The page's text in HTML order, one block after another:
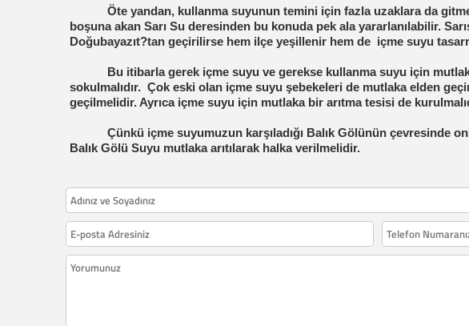
Öte yandan, kullanma suyunun temini için fazla uzaklara da
boşuna akan Sarı Su deresinden bu konuda pek ala yararlanılabilir.
Doğubayazıt?tan geçirilirse hem ilçe yeşillenir hem de içme suyu
Bu itibarla gerek içme suyu ve gerekse kullanma suyu için
sokulmalıdır. Çok eski olan içme suyu şebekeleri de mutlaka elden
geçilmelidir. Ayrıca içme suyu için mutlaka bir arıtma tesisi de
Çünkü içme suyumuzun karşıladığı Balık Gölünün çevresinde
Balık Gölü Suyu mutlaka arıtılarak halka verilmelidir.